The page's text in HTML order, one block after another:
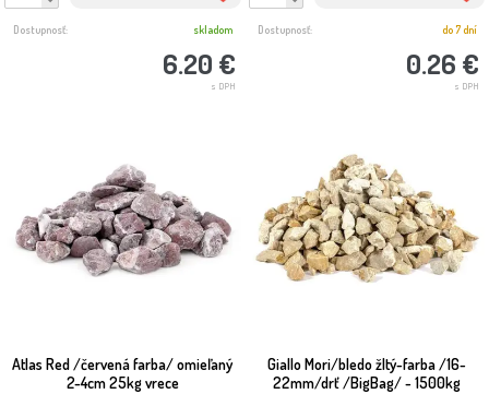
6.20 €
s DPH
Dostupnosť: skladom
0.26 €
s DPH
Dostupnosť: do 7 dní
Atlas Red /červená farba/ omieľaný
2-4cm 25kg vrece
Giallo Mori/bledo žltý-farba /16-
22mm/drť /BigBag/ - 1500kg